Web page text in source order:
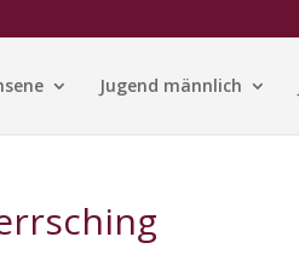
Jugend männlich